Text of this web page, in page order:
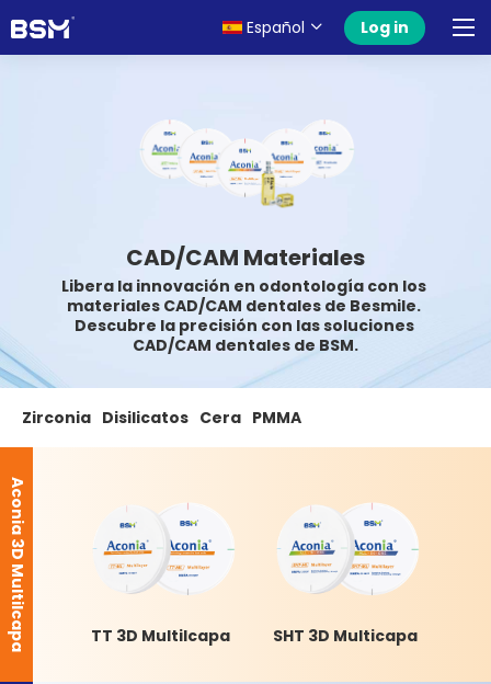
Español Log in
CAD/CAM Materiales
Libera la innovación en odontología con los
materiales CAD/CAM dentales de Besmile.
Descubre la precisión con las soluciones
CAD/CAM dentales de BSM.
Zirconia Disilicatos Cera PMMA
Aconia 3D Multilcapa TT 3D Multilcapa SHT 3D Multicapa